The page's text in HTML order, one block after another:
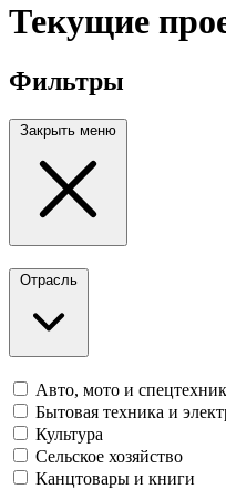
Текущие
Фильтры
Закрыть меню
Отрасль
Авто, мото и
Бытовая техника и
Культура
Сельское хозяйство
Канцтовары и книги